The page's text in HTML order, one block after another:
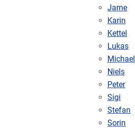
Jarne
Karin
Kettel
Lukas
Michael
Niels
Peter
Sigi
Stefan
Sorin